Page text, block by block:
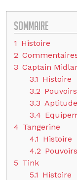
Sommaire
1 Histoire
2
3 Captain
3.1 Histoire
3.2 Pouvoirs
3.3
3.4
4 Tangerine
4.1 Histoire
4.2 Pouvoirs
5 Tink
5.1 Histoire